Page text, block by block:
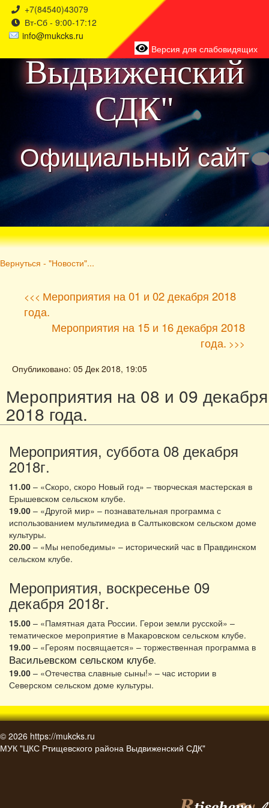
+7(84540)43079
Вт-Сб - 9:00-17:12
info@mukcks.ru
Версия для слабовидящих
района
Выдвиженский
СДК"
Официальный сайт
Вернуться - "Новости"...
<<< Мероприятия на 01 и 02 декабря 2018
года.
Мероприятия на 15 и 16 декабря 2018
года. >>>
Опубликовано: 05 Дек 2018, 19:05
Мероприятия на 08 и 09 декабря
2018 года.
Мероприятия, суббота 08 декабря
2018г.
11.00 – «Скоро, скоро Новый год» – творческая мастерская в
Ерышевском сельском клубе.
19.00 – «Другой мир» – познавательная программа с
использованием мультимедиа в Салтыковском сельском доме
культуры.
20.00 – «Мы непобедимы» – исторический час в Правдинском
сельском клубе.
Мероприятия, воскресенье 09
декабря 2018г.
15.00 – «Памятная дата России. Герои земли русской» –
тематическое мероприятие в Макаровском сельском клубе.
19.00 – «Героям посвящается» – торжественная программа в
Васильевском сельском клубе.
19.00 – «Отечества славные сыны!» – час истории в
Северском сельском доме культуры.
© 2026 https://mukcks.ru
МУК "ЦКС Ртищевского района Выдвиженский СДК"